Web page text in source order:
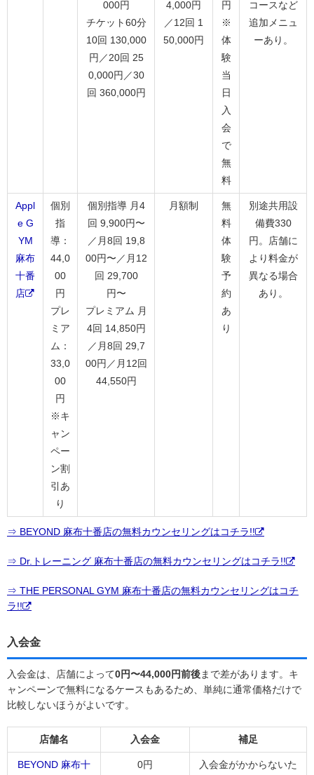
000円
チケット60分
10回 130,000
円／20回 25
0,000円／30
回 360,000円
4,000円
／12回 1
50,000円
円
※
体
験
当
日
入
会
で
無
料
コースなど
追加メニュ
ーあり。
Appl
e G
YM
麻布
十番
店
個別
指
導：
44,0
00
円
プレ
ミア
ム：
33,0
00
円
※キ
ャン
ペー
ン割
引あ
り
個別指導 月4
回 9,900円〜
／月8回 19,8
00円〜／月12
回 29,700
円〜
プレミアム 月
4回 14,850円
／月8回 29,7
00円／月12回
44,550円
月額制
無
料
体
験
予
約
あ
り
別途共用設
備費330
円。店舗に
より料金が
異なる場合
あり。
⇒ BEYOND 麻布十番店の無料カウンセリングはコチラ!!
⇒ Dr.トレーニング 麻布十番店の無料カウンセリングはコチラ!!
⇒ THE PERSONAL GYM 麻布十番店の無料カウンセリングはコチ
ラ!!
入会金
入会金は、店舗によって0円〜44,000円前後まで差があります。キ
ャンペーンで無料になるケースもあるため、単純に通常価格だけで
比較しないほうがよいです。
店舗名 入会金 補足
BEYOND 麻布十
0円
入会金がかからないた